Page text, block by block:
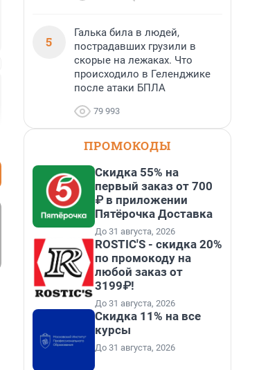
5
Галька била в людей,
пострадавших грузили в
скорые на лежаках. Что
происходило в Геленджике
после атаки БПЛА
79 993
ПРОМОКОДЫ
Скидка 55% на
первый заказ от 700
₽ в приложении
Пятёрочка Доставка
До 31 августа, 2026
ROSTIC'S - скидка 20%
по промокоду на
любой заказ от
3199₽!
До 31 августа, 2026
Скидка 11% на все
курсы
До 31 августа, 2026